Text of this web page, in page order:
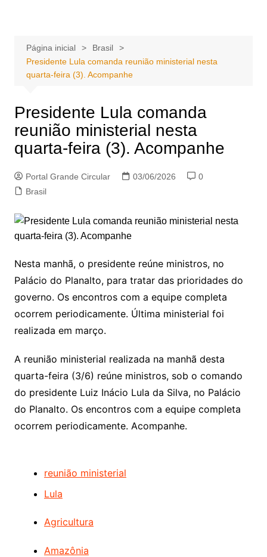
conteúdoPágina inicial
Brasil
Presidente Lula comanda reunião ministerial nesta
quarta-feira (3). Acompanhe
Presidente Lula comanda
reunião ministerial nesta
quarta-feira (3). Acompanhe
Portal Grande Circular 03/06/2026
0
Brasil
Nesta manhã, o presidente reúne ministros, no
Palácio do Planalto, para tratar das prioridades do
governo. Os encontros com a equipe completa
ocorrem periodicamente. Última ministerial foi
realizada em março.
A reunião ministerial realizada na manhã desta
quarta-feira (3/6) reúne ministros, sob o comando
do presidente Luiz Inácio Lula da Silva, no Palácio
do Planalto. Os encontros com a equipe completa
ocorrem periodicamente. Acompanhe.
reunião ministerial
Lula
Agricultura
Amazônia